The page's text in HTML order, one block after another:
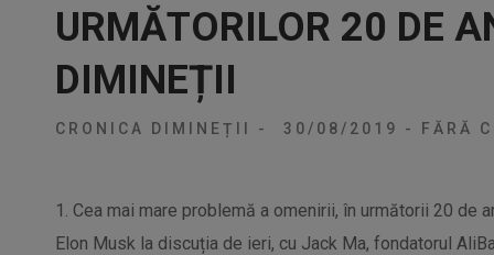
URMĂTORILOR 20 DE
DIMINEȚII
CRONICA DIMINEȚII - 30/08/2019 - FĂRĂ
1. Cea mai mare problemă a omenirii, în următorii 20 de
Elon Musk la discuția de ieri, cu Jack Ma, fondatorul